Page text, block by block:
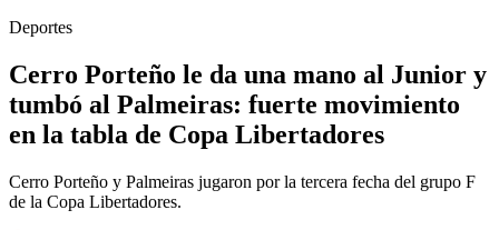
Deportes
Cerro Porteño le da una mano al Junior y
tumbó al Palmeiras: fuerte movimiento
en la tabla de Copa Libertadores
Cerro Porteño y Palmeiras jugaron por la tercera fecha del grupo F
de la Copa Libertadores.